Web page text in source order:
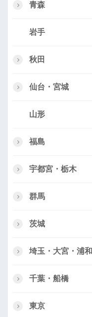
青森
岩手
秋田
仙台・宮城
山形
福島
宇都宮・栃木
群馬
茨城
埼玉・大宮・浦和
千葉・船橋
東京